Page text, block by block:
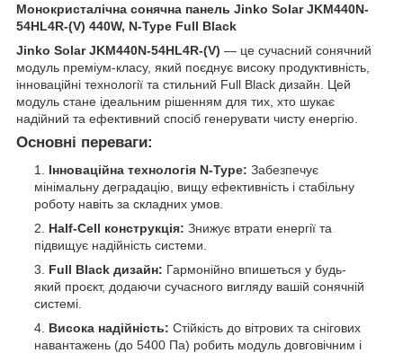
Монокристалічна сонячна панель Jinko Solar JKM440N-
54HL4R-(V) 440W, N-Type Full Black
Jinko Solar JKM440N-54HL4R-(V) — це сучасний сонячний
модуль преміум-класу, який поєднує високу продуктивність,
інноваційні технології та стильний Full Black дизайн. Цей
модуль стане ідеальним рішенням для тих, хто шукає
надійний та ефективний спосіб генерувати чисту енергію.
Основні переваги:
Інноваційна технологія N-Type: Забезпечує
мінімальну деградацію, вищу ефективність і стабільну
роботу навіть за складних умов.
Half-Cell конструкція: Знижує втрати енергії та
підвищує надійність системи.
Full Black дизайн: Гармонійно впишеться у будь-
який проєкт, додаючи сучасного вигляду вашій сонячній
системі.
Висока надійність: Стійкість до вітрових та снігових
навантажень (до 5400 Па) робить модуль довговічним і